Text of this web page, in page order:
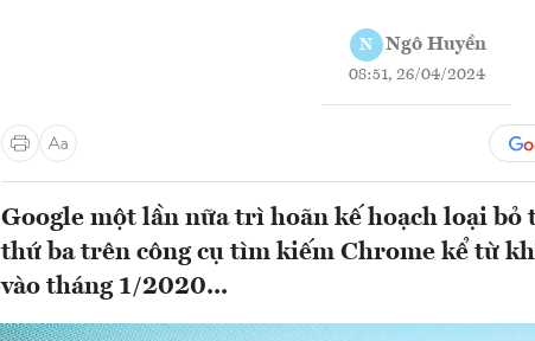
N Ngô Huyền
08:51, 26/04/2024
Google một lần nữa trì hoãn kế hoạch loại bỏ
thứ ba trên công cụ tìm kiếm Chrome kể từ
vào tháng 1/2020...